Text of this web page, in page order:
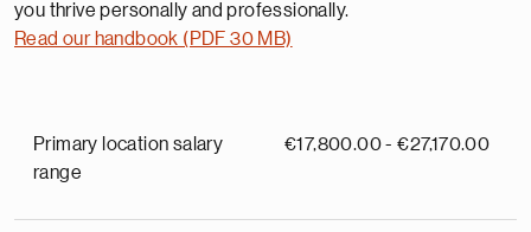
you thrive personally and professionally.
Read our handbook (PDF 30 MB)
Primary location salary
range
€17,800.00 - €27,170.00